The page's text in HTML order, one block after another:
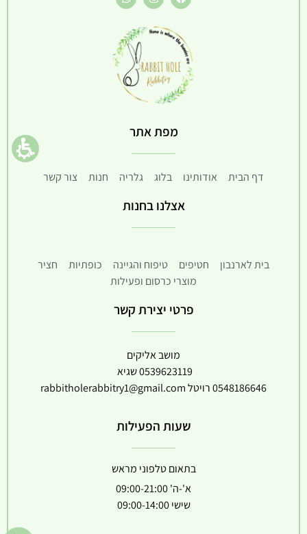
מפת אתר
דף הבית אודותינו בלוג גלריה חנות צור קשר
אצלנו בחנות
בית לארנבון חטיפים טיפוח והגיינה כופתיות
חציר
מוצרי כרסום ופעילות
פרטי יצירת קשר
מושב אליקים
0539623119שגיא
0548186646רויטלrabbitholerabbitry1@gmail.com
שעות הפעילות
בתאום טלפוני מראש
א'-ה' 09:00-21:00
שישי 09:00-14:00